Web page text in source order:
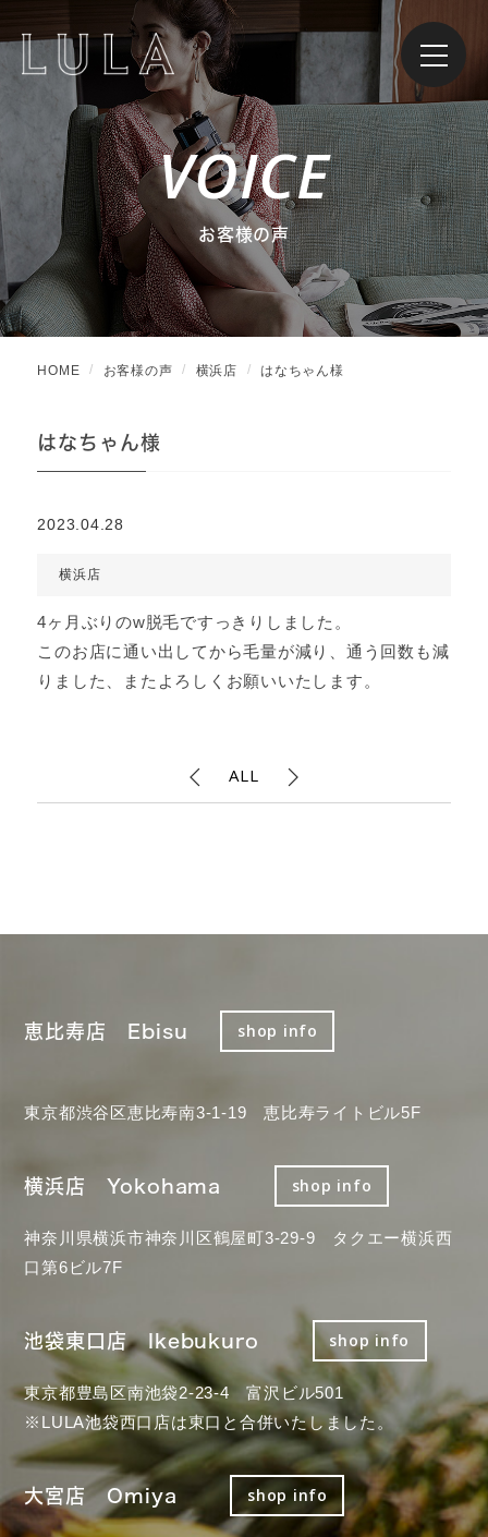
VOICE
お客様の声
HOME お客様の声 横浜店 はなちゃん様
はなちゃん様
2023.04.28
横浜店
4ヶ月ぶりのw脱毛ですっきりしました。
このお店に通い出してから毛量が減り、通う回数も減
りました、またよろしくお願いいたします。
ALL
恵比寿店 Ebisu shop info
東京都渋谷区恵比寿南3-1-19 恵比寿ライトビル5F
横浜店 Yokohama shop info
神奈川県横浜市神奈川区鶴屋町3-29-9 タクエー横浜西
口第6ビル7F
池袋東口店 Ikebukuro shop info
東京都豊島区南池袋2-23-4 富沢ビル501
※LULA池袋西口店は東口と合併いたしました。
大宮店 Omiya shop info